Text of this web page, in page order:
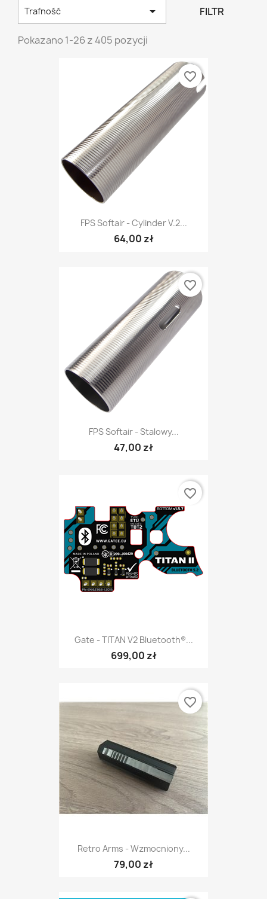
Trafność  FILTR
Pokazano 1-26 z 405 pozycji
FPS Softair - Cylinder V.2...
64,00 zł
favorite_border
FPS Softair - Stalowy...
47,00 zł
favorite_border
Gate - TITAN V2 Bluetooth®...
699,00 zł
favorite_border
Retro Arms - Wzmocniony...
79,00 zł
favorite_border